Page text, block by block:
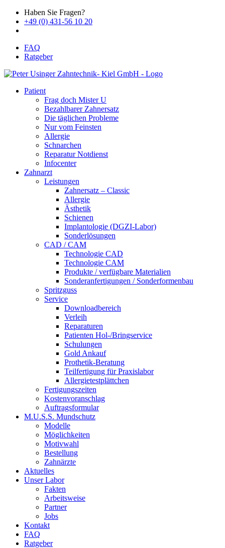
Haben Sie Fragen?
+49 (0) 431-56 10 20
FAQ
Ratgeber
Patient
Frag doch Mister U
Bezahlbarer Zahnersatz
Die täglichen Probleme
Nur vom Feinsten
Allergie
Schnarchen
Reparatur Notdienst
Infocenter
Zahnarzt
Leistungen
Zahnersatz – Classic
Allergie
Ästhetik
Schienen
Implantologie (DGZI-Labor)
Sonderlösungen
CAD / CAM
Technologie CAD
Technologie CAM
Produkte / verfügbare Materialien
Sonderanfertigungen / Sonderformenbau
Spritzguss
Service
Downloadbereich
Verleih
Reparaturen
Patienten Hol-/Bringservice
Schulungen
Gold Ankauf
Prothetik-Beratung
Teilfertigung für Praxislabor
Allergietestplättchen
Fertigungszeiten
Kostenvoranschlag
Auftragsformular
M.U.S.S. Mundschutz
Modelle
Möglichkeiten
Motivwahl
Bestellung
Zahnärzte
Aktuelles
Unser Labor
Fakten
Arbeitsweise
Partner
Jobs
Kontakt
FAQ
Ratgeber